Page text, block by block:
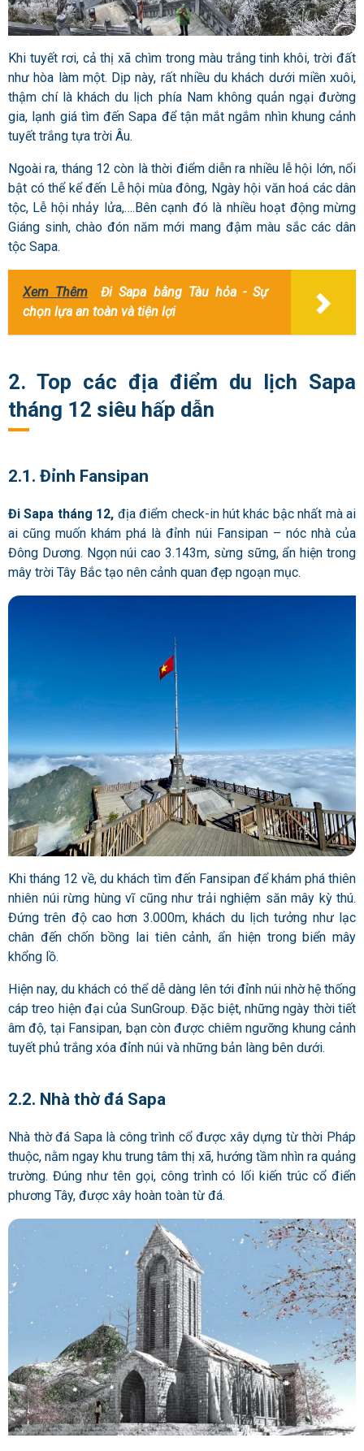
Khi tuyết rơi, cả thị xã chìm trong màu trắng tinh khôi, trời đất
như hòa làm một. Dịp này, rất nhiều du khách dưới miền xuôi,
thậm chí là khách du lịch phía Nam không quản ngại đường
gia, lạnh giá tìm đến Sapa để tận mắt ngắm nhìn khung cảnh
tuyết trắng tựa trời Âu.
Ngoài ra, tháng 12 còn là thời điểm diễn ra nhiều lễ hội lớn, nổi
bật có thể kể đến Lễ hội mùa đông, Ngày hội văn hoá các dân
tộc, Lễ hội nhảy lửa,….Bên cạnh đó là nhiều hoạt động mừng
Giáng sinh, chào đón năm mới mang đậm màu sắc các dân
tộc Sapa.
Xem Thêm
Đi Sapa bằng Tàu hỏa - Sự
chọn lựa an toàn và tiện lợi
2. Top các địa điểm du lịch Sapa
tháng 12 siêu hấp dẫn
2.1. Đỉnh Fansipan
Đi Sapa tháng 12, địa điểm check-in hút khác bậc nhất mà ai
ai cũng muốn khám phá là đỉnh núi Fansipan – nóc nhà của
Đông Dương. Ngọn núi cao 3.143m, sừng sững, ẩn hiện trong
mây trời Tây Bắc tạo nên cảnh quan đẹp ngoạn mục.
Khi tháng 12 về, du khách tìm đến Fansipan để khám phá thiên
nhiên núi rừng hùng vĩ cũng như trải nghiệm săn mây kỳ thú.
Đứng trên độ cao hơn 3.000m, khách du lịch tưởng như lạc
chân đến chốn bồng lai tiên cảnh, ẩn hiện trong biển mây
khổng lồ.
Hiện nay, du khách có thể dễ dàng lên tới đỉnh núi nhờ hệ thống
cáp treo hiện đại của SunGroup. Đặc biệt, những ngày thời tiết
âm độ, tại Fansipan, bạn còn được chiêm ngưỡng khung cảnh
tuyết phủ trắng xóa đỉnh núi và những bản làng bên dưới.
2.2. Nhà thờ đá Sapa
Nhà thờ đá Sapa là công trình cổ được xây dựng từ thời Pháp
thuộc, nằm ngay khu trung tâm thị xã, hướng tầm nhìn ra quảng
trường. Đúng như tên gọi, công trình có lối kiến trúc cổ điển
phương Tây, được xây hoàn toàn từ đá.